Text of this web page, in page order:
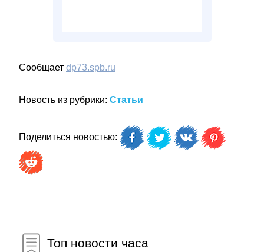
Сообщает dp73.spb.ru
Новость из рубрики: Статьи
Поделиться новостью:
Топ новости часа